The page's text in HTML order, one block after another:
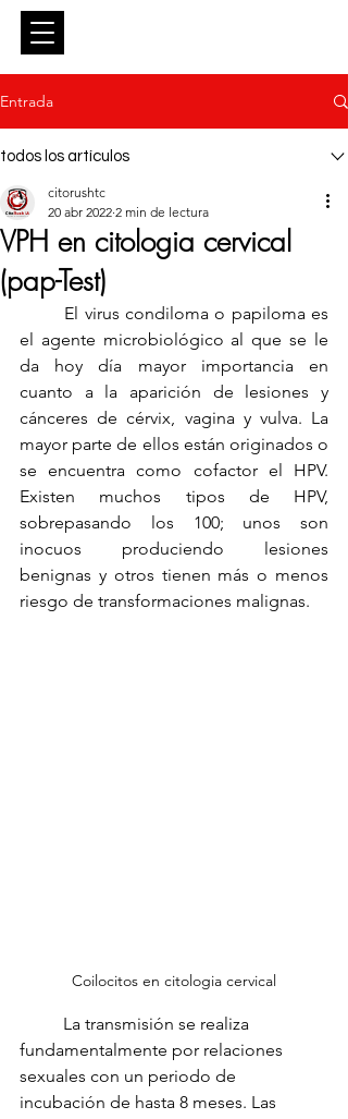
Entrada
todos los artículos
VPH en citologia cervical
(pap-Test)
citorushtc
20 abr 2022 2 min de lectura
el agente microbiológico al que se le
da hoy día mayor importancia en
cuanto a la aparición de lesiones y
cánceres de cérvix, vagina y vulva. La
mayor parte de ellos están originados o
se encuentra como cofactor el HPV.
Existen muchos tipos de HPV,
sobrepasando los 100; unos son
inocuos produciendo lesiones
benignas y otros tienen más o menos
riesgo de transformaciones malignas.
Coilocitos en citologia cervical
fundamentalmente por relaciones
sexuales con un periodo de
incubación de hasta 8 meses. Las